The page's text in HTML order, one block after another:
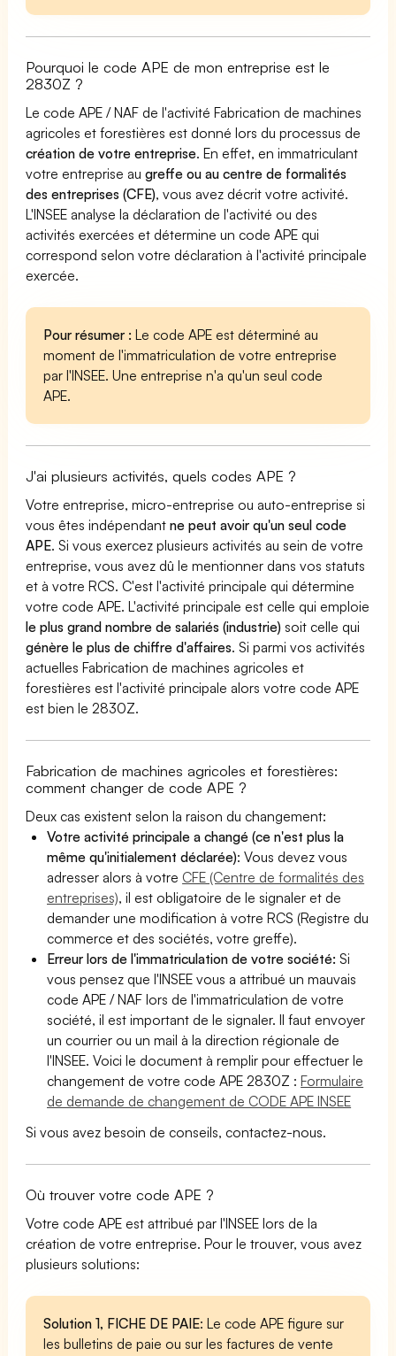
Pourquoi le code APE de mon entreprise est le
2830Z ?
Le code APE / NAF de l'activité Fabrication de machines
agricoles et forestières est donné lors du processus de
création de votre entreprise. En effet, en immatriculant
votre entreprise augreffe ou au centre de formalités
des entreprises (CFE), vous avez décrit votre activité.
L'INSEE analyse la déclaration de l'activité ou des
activités exercées et détermine un code APE qui
correspond selon votre déclaration à l'activité principale
exercée.
Pour résumer : Le code APE est déterminé au
moment de l'immatriculation de votre entreprise
par l'INSEE. Une entreprise n'a qu'un seul code
APE.
J'ai plusieurs activités, quels codes APE ?
Votre entreprise, micro-entreprise ou auto-entreprise si
vous êtes indépendantne peut avoir qu'un seul code
APE. Si vous exercez plusieurs activités au sein de votre
entreprise, vous avez dû le mentionner dans vos statuts
et à votre RCS. C'est l'activité principale qui détermine
votre code APE. L'activité principale est celle qui emploie
le plus grand nombre de salariés (industrie) soit celle qui
génère le plus de chiffre d'affaires. Si parmi vos activités
actuelles Fabrication de machines agricoles et
forestières est l'activité principale alors votre code APE
est bien le 2830Z.
Fabrication de machines agricoles et forestières:
comment changer de code APE ?
Deux cas existent selon la raison du changement:
Votre activité principale a changé (ce n'est plus la
même qu'initialement déclarée): Vous devez vous
adresser alors à votre CFE (Centre de formalités des
entreprises), il est obligatoire de le signaler et de
demander une modification à votre RCS (Registre du
commerce et des sociétés, votre greffe).
Erreur lors de l'immatriculation de votre société:Si
vous pensez que l'INSEE vous a attribué un mauvais
code APE / NAF lors de l'immatriculation de votre
société, il est important de le signaler. Il faut envoyer
un courrier ou un mail à la direction régionale de
l'INSEE. Voici le document à remplir pour effectuer le
changement de votre code APE 2830Z :Formulaire
de demande de changement de CODE APE INSEE
Si vous avez besoin de conseils, contactez-nous.
Où trouver votre code APE ?
Votre code APE est attribué par l'INSEE lors de la
création de votre entreprise. Pour le trouver, vous avez
plusieurs solutions:
Solution 1, FICHE DE PAIE: Le code APE figure sur
les bulletins de paie ou sur les factures de vente